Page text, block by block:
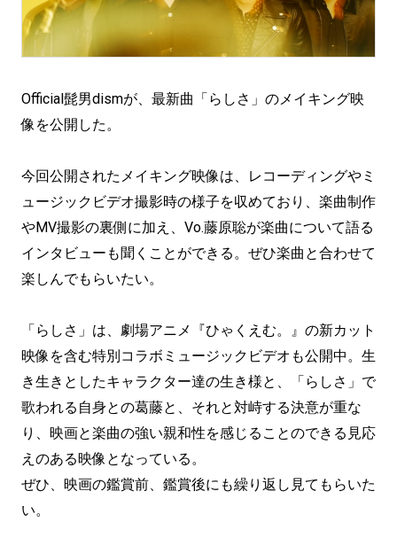
Official髭男dismが、最新曲「らしさ」のメイキング映
像を公開した。
今回公開されたメイキング映像は、レコーディングやミ
ュージックビデオ撮影時の様子を収めており、楽曲制作
やMV撮影の裏側に加え、Vo.藤原聡が楽曲について語る
インタビューも聞くことができる。ぜひ楽曲と合わせて
楽しんでもらいたい。
「らしさ」は、劇場アニメ『ひゃくえむ。』の新カット
映像を含む特別コラボミュージックビデオも公開中。生
き生きとしたキャラクター達の生き様と、「らしさ」で
歌われる自身との葛藤と、それと対峙する決意が重な
り、映画と楽曲の強い親和性を感じることのできる見応
えのある映像となっている。
ぜひ、映画の鑑賞前、鑑賞後にも繰り返し見てもらいた
い。